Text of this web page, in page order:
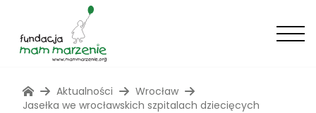
Aktualności
Wrocław
Jasełka we wrocławskich szpitalach dziecięcych